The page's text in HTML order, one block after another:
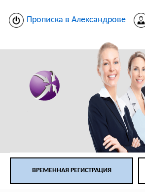
Прописка в Александрове
ВРЕМЕННАЯ РЕГИСТРАЦИЯ